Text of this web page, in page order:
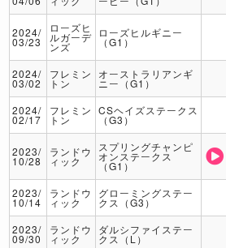
2024/
03/23
ローズヒ
ルガーデ
ンズ
ローズヒルギニー
（G1）
2024/
03/02
フレミン
トン
オーストラリアンギ
ニー（G1）
2024/
02/17
フレミン
トン
CSヘイズステークス
（G3）
2023/
10/28
ランドウ
ィック
スプリングチャンピ
オンステークス
（G1）
2023/
10/14
ランドウ
ィック
グローミングステー
クス（G3）
2023/
09/30
ランドウ
ィック
ダルシファイステー
クス（L）